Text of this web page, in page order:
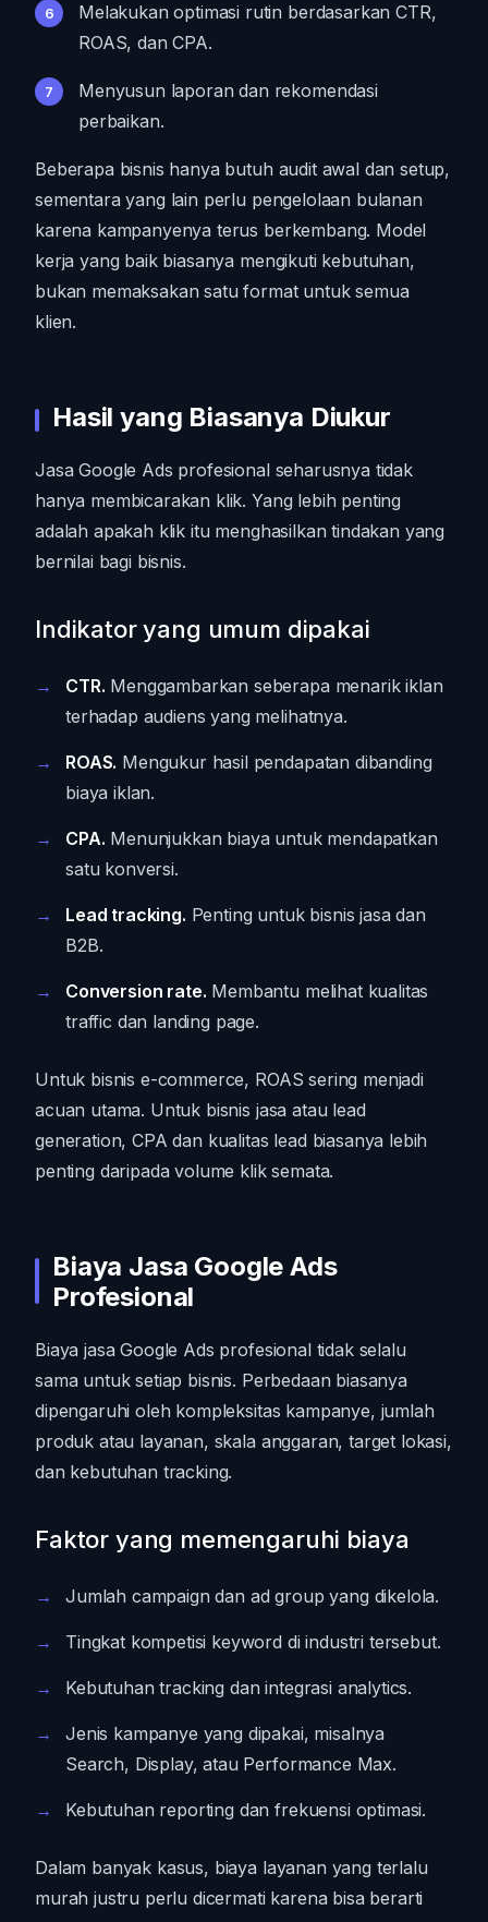
Melakukan optimasi rutin berdasarkan CTR,
ROAS, dan CPA.
Menyusun laporan dan rekomendasi
perbaikan.
Beberapa bisnis hanya butuh audit awal dan setup,
sementara yang lain perlu pengelolaan bulanan
karena kampanyenya terus berkembang. Model
kerja yang baik biasanya mengikuti kebutuhan,
bukan memaksakan satu format untuk semua
klien.
Hasil yang Biasanya Diukur
Jasa Google Ads profesional seharusnya tidak
hanya membicarakan klik. Yang lebih penting
adalah apakah klik itu menghasilkan tindakan yang
bernilai bagi bisnis.
Indikator yang umum dipakai
CTR. Menggambarkan seberapa menarik iklan
terhadap audiens yang melihatnya.
ROAS. Mengukur hasil pendapatan dibanding
biaya iklan.
CPA. Menunjukkan biaya untuk mendapatkan
satu konversi.
Lead tracking. Penting untuk bisnis jasa dan
B2B.
Conversion rate. Membantu melihat kualitas
traffic dan landing page.
Untuk bisnis e-commerce, ROAS sering menjadi
acuan utama. Untuk bisnis jasa atau lead
generation, CPA dan kualitas lead biasanya lebih
penting daripada volume klik semata.
Biaya Jasa Google Ads
Profesional
Biaya jasa Google Ads profesional tidak selalu
sama untuk setiap bisnis. Perbedaan biasanya
dipengaruhi oleh kompleksitas kampanye, jumlah
produk atau layanan, skala anggaran, target lokasi,
dan kebutuhan tracking.
Faktor yang memengaruhi biaya
Jumlah campaign dan ad group yang dikelola.
Tingkat kompetisi keyword di industri tersebut.
Kebutuhan tracking dan integrasi analytics.
Jenis kampanye yang dipakai, misalnya
Search, Display, atau Performance Max.
Kebutuhan reporting dan frekuensi optimasi.
Dalam banyak kasus, biaya layanan yang terlalu
murah justru perlu dicermati karena bisa berarti